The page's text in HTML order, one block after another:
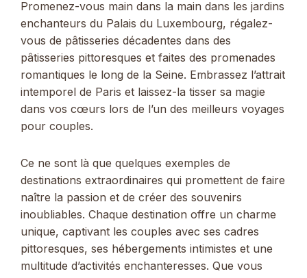
Promenez-vous main dans la main dans les jardins
enchanteurs du Palais du Luxembourg, régalez-
vous de pâtisseries décadentes dans des
pâtisseries pittoresques et faites des promenades
romantiques le long de la Seine. Embrassez l’attrait
intemporel de Paris et laissez-la tisser sa magie
dans vos cœurs lors de l’un des meilleurs voyages
pour couples.
Ce ne sont là que quelques exemples de
destinations extraordinaires qui promettent de faire
naître la passion et de créer des souvenirs
inoubliables. Chaque destination offre un charme
unique, captivant les couples avec ses cadres
pittoresques, ses hébergements intimistes et une
multitude d’activités enchanteresses. Que vous